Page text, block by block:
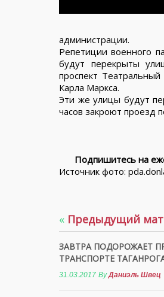
администрации.
Репетиции военного
будут перекрыты
проспект
Карла Маркса.
Эти же улицы будут
часов закроют проезд
Подпишитесь на
Источник фото:
« Предыдущий
ЗАВТРА ПОДОРОЖАЕТ
ТРАНСПОРТЕ
31.03.2017 ByДаниэль Швец